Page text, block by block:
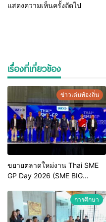
แสดงความเห็นครั้งถัดไป
เรื่องที่เกี่ยวข้อง
ข่าวเด่นท้องถิ่น
ขยายตลาดใหม่งาน Thai SME
GP Day 2026 (SME BIG
การศึกษา